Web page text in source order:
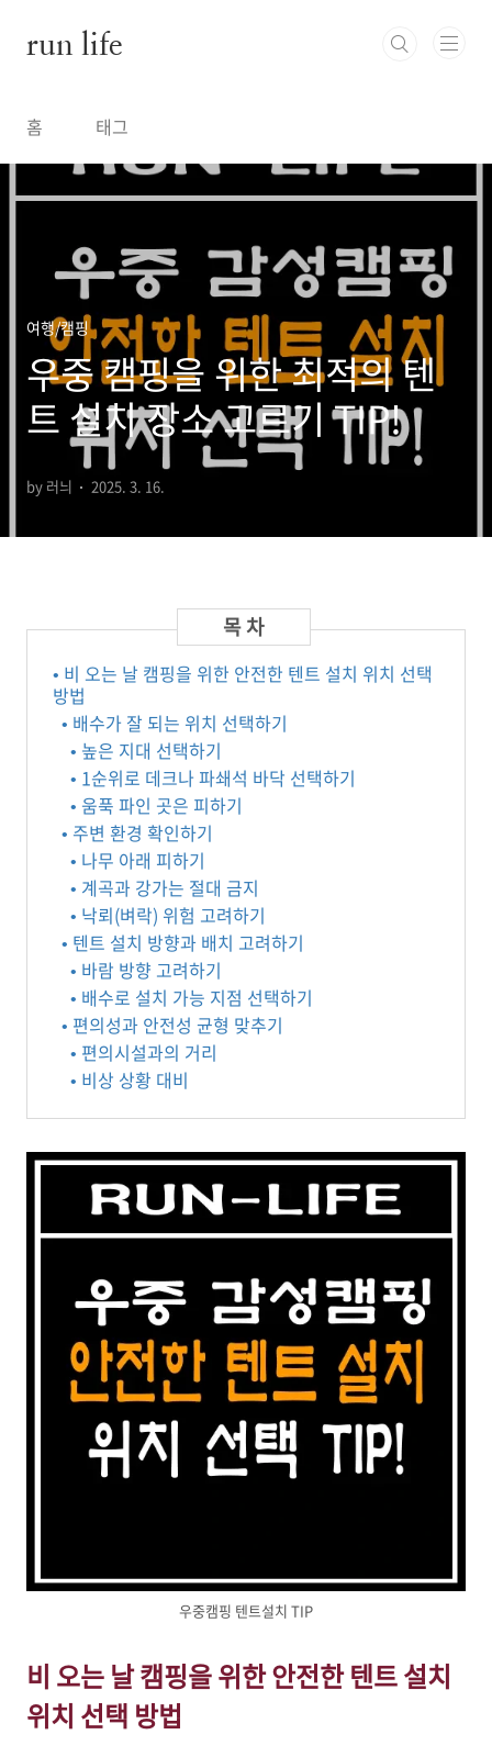
run life
홈 태그
여행/캠핑
우중 캠핑을 위한 최적의 텐
트 설치 장소 고르기 TIP!
by 러늬 2025. 3. 16.
• 비 오는 날 캠핑을 위한 안전한 텐트 설치 위치 선택
방법
• 배수가 잘 되는 위치 선택하기
• 높은 지대 선택하기
• 1순위로 데크나 파쇄석 바닥 선택하기
• 움푹 파인 곳은 피하기
• 주변 환경 확인하기
• 나무 아래 피하기
• 계곡과 강가는 절대 금지
• 낙뢰(벼락) 위험 고려하기
• 텐트 설치 방향과 배치 고려하기
• 바람 방향 고려하기
• 배수로 설치 가능 지점 선택하기
• 편의성과 안전성 균형 맞추기
• 편의시설과의 거리
• 비상 상황 대비
우중캠핑 텐트설치 TIP
비 오는 날 캠핑을 위한 안전한 텐트 설치
위치 선택 방법